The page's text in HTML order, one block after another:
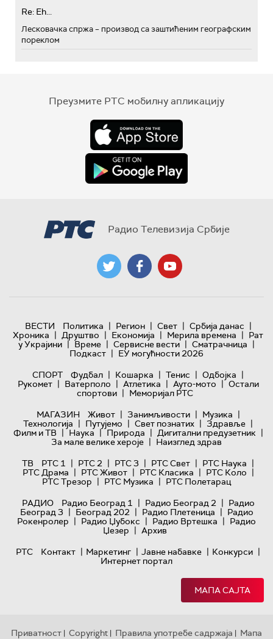
Re: Eh...
Лесковачка спржа – производ са заштићеним географским
пореклом
Преузмите РТС мобилну апликацију
Радио Телевизија Србије
ВЕСТИ Политика | Регион | Свет | Србија данас |
Хроника | Друштво | Економија | Мерила времена | Рат
у Украјини | Време | Сервисне вести | Сматрачница |
Подкаст | ЕУ могућности 2026
СПОРТ
Фудбал | Кошарка | Тенис | Одбојка |
Рукомет | Ватерполо | Атлетика | Ауто-мото | Остали
спортови | Меморијал РТС
МАГАЗИН
Живот | Занимљивости | Музика |
Технологијa | Путујемо | Свет познатих | Здравље |
Филм и ТВ | Наука | Природа | Дигитални предузетник |
За мале велике хероје | Наизглед здрав
ТВ
РТС 1 | РТС 2 | РТС 3 | РТС Свет | РТС Наука |
РТС Драма | РТС Живот | РТС Класика | РТС Коло |
РТС Трезор | РТС Музика | РТС Полетарац
РАДИО
Радио Београд 1 | Радио Београд 2 | Радио
Београд 3 | Београд 202 | Радио Плетеница | Радио
Рокенролер | Радио Џубокс | Радио Вртешка | Радио
Џезер | Архив
РТС
Контакт | Маркетинг | Јавне набавке | Конкурси |
Интернет портал
МАПА САЈТА
Приватност | Copyright | Правила употребе садржаја | Мапа